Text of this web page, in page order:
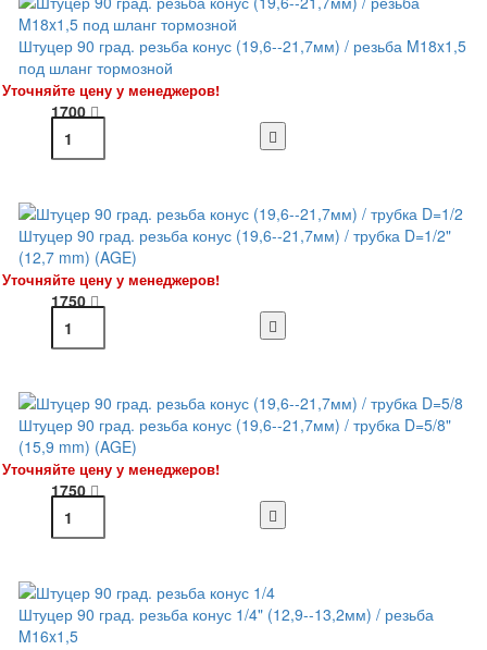
Штуцер 90 град. резьба конус (19,6--21,7мм) / резьба M18x1,5
под шланг тормозной
Уточняйте цену у менеджеров!
1700
Штуцер 90 град. резьба конус (19,6--21,7мм) / трубка D=1/2"
(12,7 mm) (AGE)
Уточняйте цену у менеджеров!
1750
Штуцер 90 град. резьба конус (19,6--21,7мм) / трубка D=5/8"
(15,9 mm) (AGE)
Уточняйте цену у менеджеров!
1750
Штуцер 90 град. резьба конус 1/4" (12,9--13,2мм) / резьба
M16x1,5